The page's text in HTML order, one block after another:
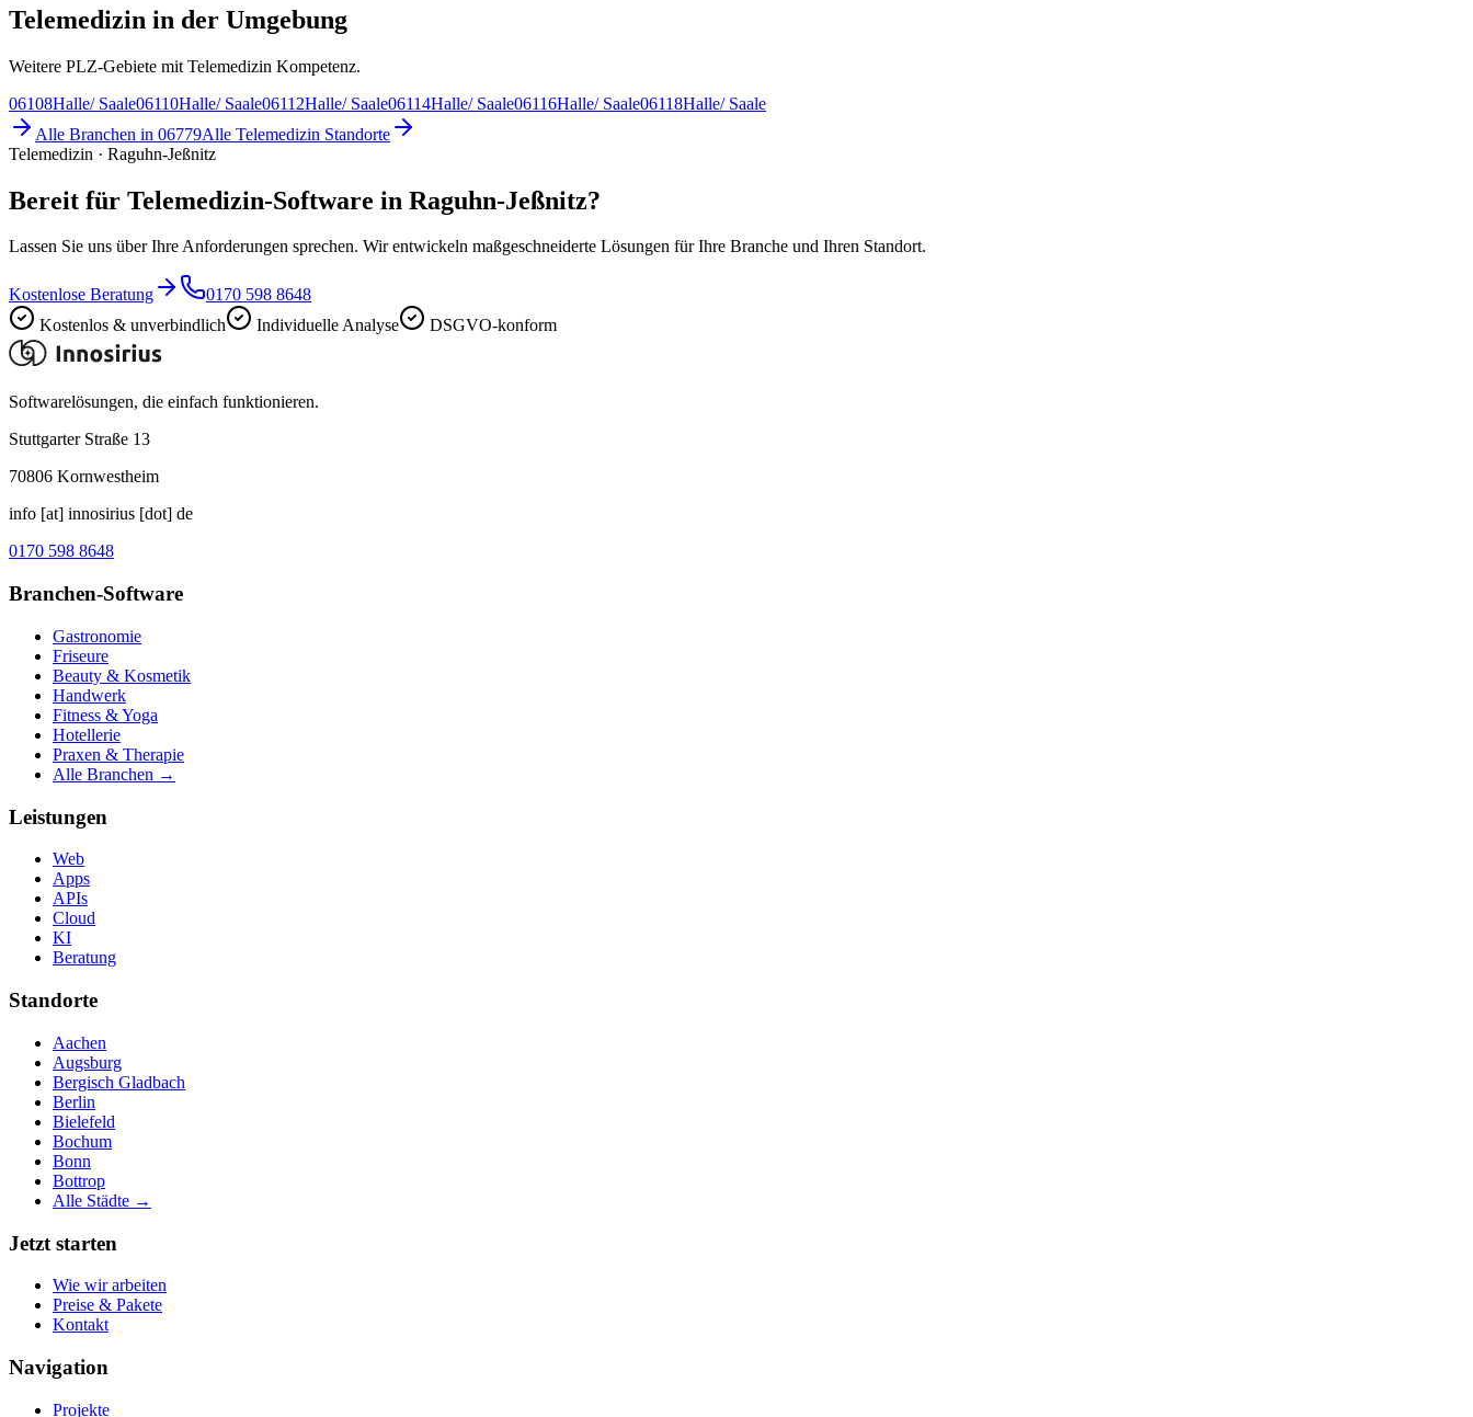
Telemedizin in der Umgebung
Weitere PLZ-Gebiete mit Telemedizin Kompetenz.
06108Halle/ Saale06110Halle/ Saale06112Halle/ Saale06114Halle/ Saale06116Halle/ Saale06118Halle/ Saale
Alle Branchen in 06779Alle Telemedizin Standorte
Telemedizin · Raguhn-Jeßnitz
Bereit für Telemedizin-Software in Raguhn-Jeßnitz?
Lassen Sie uns über Ihre Anforderungen sprechen. Wir entwickeln maßgeschneiderte Lösungen für Ihre Branche und Ihren Standort.
Kostenlose Beratung
0170 598 8648
Kostenlos & unverbindlich
Individuelle Analyse DSGVO-konform
Softwarelösungen, die einfach funktionieren.
Stuttgarter Straße 13
70806 Kornwestheim
info [at] innosirius [dot] de
0170 598 8648
Branchen-Software
Gastronomie
Friseure
Beauty & Kosmetik
Handwerk
Fitness & Yoga
Hotellerie
Praxen & Therapie
Alle Branchen →
Leistungen
Web
Apps
APIs
Cloud
KI
Beratung
Standorte
Aachen
Augsburg
Bergisch Gladbach
Berlin
Bielefeld
Bochum
Bonn
Bottrop
Alle Städte →
Jetzt starten
Wie wir arbeiten
Preise & Pakete
Kontakt
Navigation
Projekte